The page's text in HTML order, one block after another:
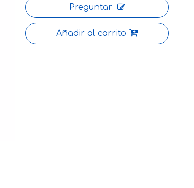
Preguntar
Añadir al carrito